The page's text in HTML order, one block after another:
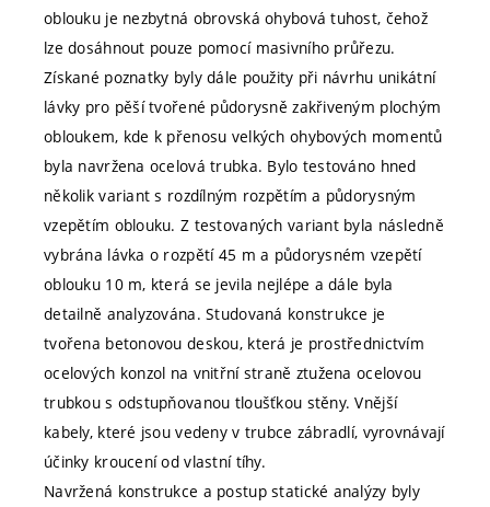
oblouku je nezbytná obrovská ohybová tuhost, čehož
lze dosáhnout pouze pomocí masivního průřezu.
Získané poznatky byly dále použity při návrhu unikátní
lávky pro pěší tvořené půdorysně zakřiveným plochým
obloukem, kde k přenosu velkých ohybových momentů
byla navržena ocelová trubka. Bylo testováno hned
několik variant s rozdílným rozpětím a půdorysným
vzepětím oblouku. Z testovaných variant byla následně
vybrána lávka o rozpětí 45 m a půdorysném vzepětí
oblouku 10 m, která se jevila nejlépe a dále byla
detailně analyzována. Studovaná konstrukce je
tvořena betonovou deskou, která je prostřednictvím
ocelových konzol na vnitřní straně ztužena ocelovou
trubkou s odstupňovanou tloušťkou stěny. Vnější
kabely, které jsou vedeny v trubce zábradlí, vyrovnávají
účinky kroucení od vlastní tíhy.
Navržená konstrukce a postup statické analýzy byly